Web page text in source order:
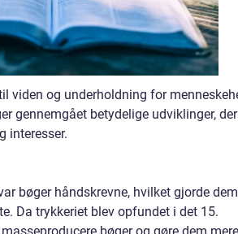
viden og underholdning for
gennemgået betydelige udviklinger, der
interesser.
bøger håndskrevne, hvilket gjorde
Da trykkeriet blev opfundet i det 15.